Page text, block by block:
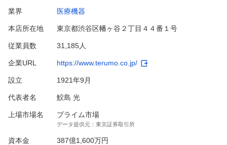
業界 医療機器
本店所在地 東京都渋谷区幡ヶ谷２丁目４４番１号
従業員数 31,185人
企業URL https://www.terumo.co.jp/
設立 1921年9月
代表者名 鮫島 光
上場市場名 プライム市場
データ提供元： 東京証券取引所
資本金 387億1,600万円